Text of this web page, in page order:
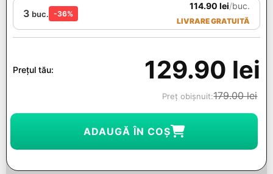
3 buc. -36%
114.90lei/buc.
LIVRARE GRATUITĂ
Prețul tău: 129.90 lei
Preț obișnuit:179.00lei
ADAUGĂ ÎN COȘ